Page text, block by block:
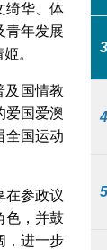
绮华、体
青年发展
。
及国情教
爱国爱澳
全国运动
在参政议
色，并鼓
，进一步
3
4
5